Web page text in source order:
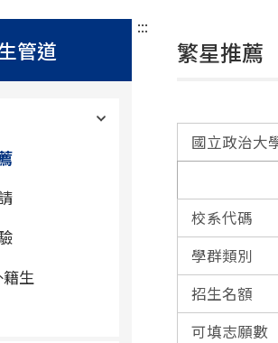
管道
生
:::
繁星推薦
國立政治大
校系代碼
學群類別
招生名額
可填志願數